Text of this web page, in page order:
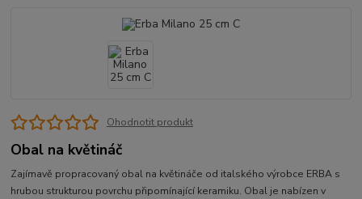
Ohodnotit produkt
Obal na květináč
Zajímavě propracovaný obal na květináče od italského výrobce ERBA s
hrubou strukturou povrchu připomínající keramiku. Obal je nabízen v